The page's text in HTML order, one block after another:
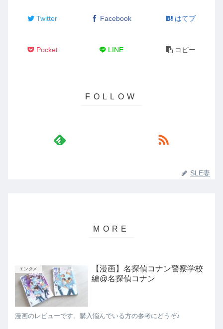
Twitter Facebook はてブ
Pocket LINE コピー
SLE妻
エンタメ
【漫画】名探偵コナン警察学校
編@名探偵コナン
漫画のレビューです。購入悩んでいる方の参考にどうぞ♪